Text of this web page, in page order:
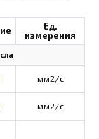
Ед.
измерения
мм2/с
мм2/с